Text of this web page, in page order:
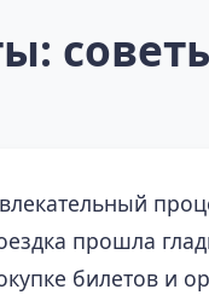
прошла
билетов и